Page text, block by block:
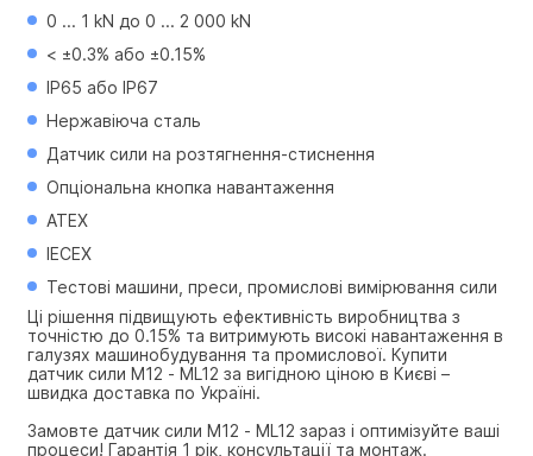
0 ... 1 kN до 0 ... 2 000 kN
< ±0.3% або ±0.15%
IP65 або IP67
Нержавіюча сталь
Датчик сили на розтягнення-стиснення
Опціональна кнопка навантаження
ATEX
IECEX
Тестові машини, преси, промислові вимірювання сили
Ці рішення підвищують ефективність виробництва з
точністю до 0.15% та витримують високі навантаження в
галузях машинобудування та промислової. Купити
датчик сили M12 - ML12 за вигідною ціною в Києві –
швидка доставка по Україні.
Замовте датчик сили M12 - ML12 зараз і оптимізуйте ваші
процеси! Гарантія 1 рік, консультації та монтаж.